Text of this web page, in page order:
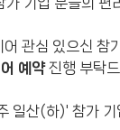
관심 있으신 참
예약진행 부탁드
산(하)' 참가 기